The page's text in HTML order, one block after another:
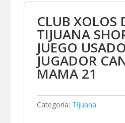
CLUB XOLOS
TIJUANA
JUEGO
JUGADOR
MAMA 21
Categoría: Tijuana